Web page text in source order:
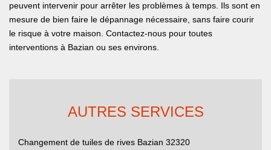
peuvent intervenir pour arrêter les problèmes à temps. Ils sont en
mesure de bien faire le dépannage nécessaire, sans faire courir
le risque à votre maison. Contactez-nous pour toutes
interventions à Bazian ou ses environs.
AUTRES SERVICES
Changement de tuiles de rives Bazian 32320